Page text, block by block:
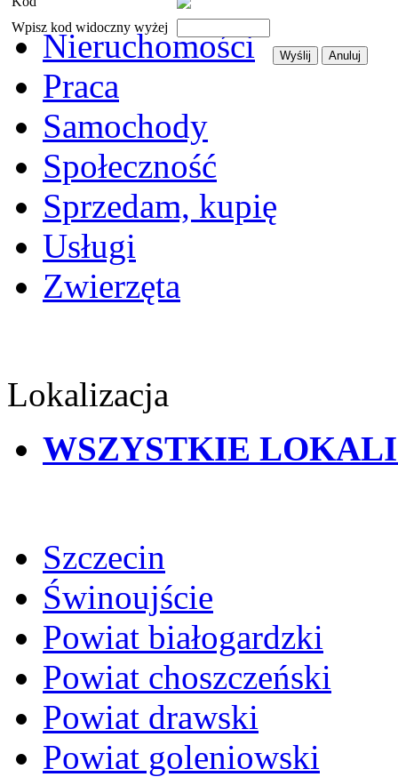
Wpisz kod widoczny wyżej
Nieruchomości
Praca
Samochody
Społeczność
Sprzedam, kupię
Usługi
Zwierzęta
Lokalizacja
WSZYSTKIE
Szczecin
Świnoujście
Powiat białogardzki
Powiat choszczeński
Powiat drawski
Powiat goleniowski